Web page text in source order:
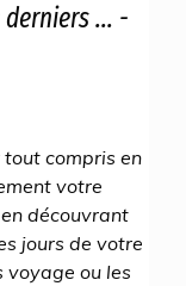
... -
compris en
votre
découvrant
jours de votre
ou les